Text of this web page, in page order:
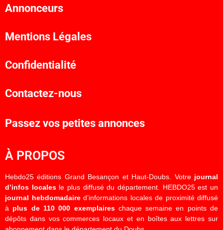
Annonceurs
Mentions Légales
Confidentialité
Contactez-nous
Passez vos petites annonces
À PROPOS
Hebdo25 éditions Grand Besançon et Haut-Doubs. Votre journal
d’infos localesle plus diffusé du département. HEBDO25 est un
journal hebdomadaired’informations locales de proximité diffusé
à plus de 110 000 exemplaireschaque semaine en points de
dépôts dans vos commerces locaux et en boîtes aux lettres sur